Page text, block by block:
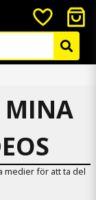
MINA
medier för att ta del